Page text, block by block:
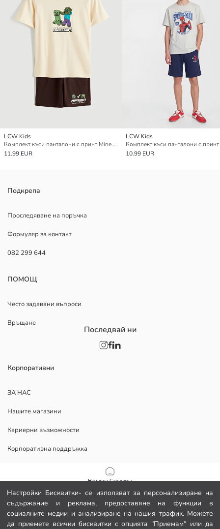
Настройки Бисквитки- се използват за персонализиране на
съдържание и реклама, предоставяне на функции в
социалните медии и анализиране на нашия трафик. Можете
да приемете всички бисквитки с опцията "Приемам“ или да
Начална Страница
Категории
Моята количка
LCW Kids
Комплект къси панталони с принт Minecraft за момчета
11.99 EUR
LCW Kids
10.99 EUR
Подкрепа
Проследяване на поръчка
Формуляр за контакт
082 299 644
ПОМОЩ
Често задавани въпроси
Връщане
Корпоративни
ЗА НАС
Нашите магазини
Кариерни възможности
Корпоративна поддръжка
Политика за поверителност и сигурност на данните
Условия за ползване
Последвай ни